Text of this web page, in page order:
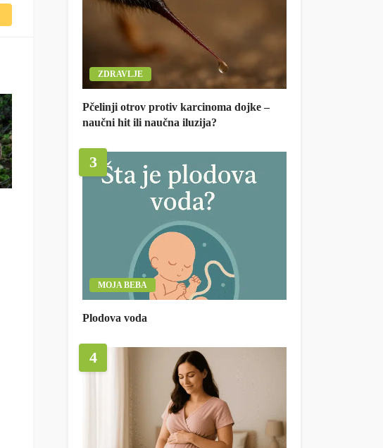
ZDRAVLJE
Pčelinji otrov protiv karcinoma dojke –
naučni hit ili naučna iluzija?
3
MOJA BEBA
Plodova voda
4